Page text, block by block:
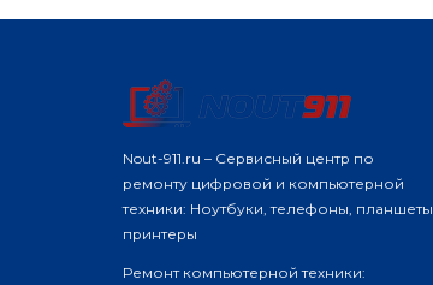
Nout-911.ru – Сервисный центр по
ремонту цифровой и компьютерной
техники: Ноутбуки, телефоны, планшеты,
принтеры
Ремонт компьютерной техники: